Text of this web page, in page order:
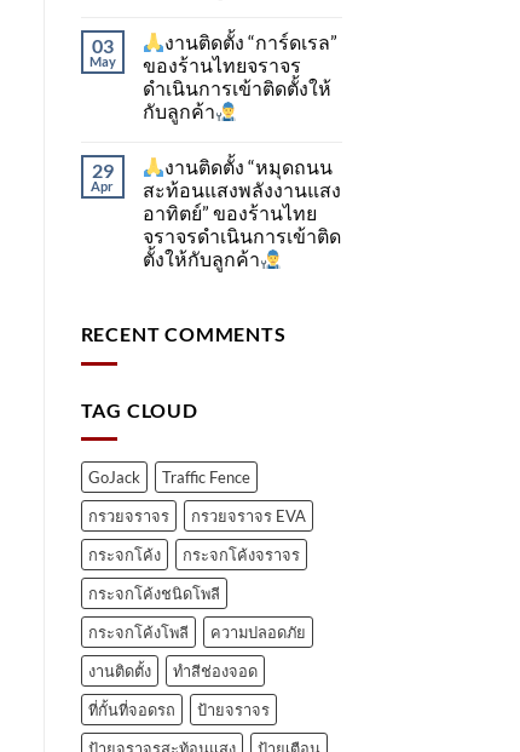
03
May
งานติดตั้ง “การ์ดเรล”
ของร้านไทยจราจร
ดำเนินการเข้าติดตั้ง​ให้
กับลูกค้า
29
Apr
งานติดตั้ง “หมุดถนน
สะท้อนแสงพลังงานแสง
อาทิตย์” ของร้านไทย
จราจรดำเนินการเข้าติด
ตั้ง​ให้กับลูกค้า
RECENT COMMENTS
TAG CLOUD
GoJack
Traffic Fence
กรวยจราจร
กรวยจราจร EVA
กระจกโค้ง
กระจกโค้งจราจร
กระจกโค้งชนิดโพลี
กระจกโค้งโพลี
ความปลอดภัย
งานติดตั้ง
ทำสีช่องจอด
ที่กั้นที่จอดรถ
ป้ายจราจร